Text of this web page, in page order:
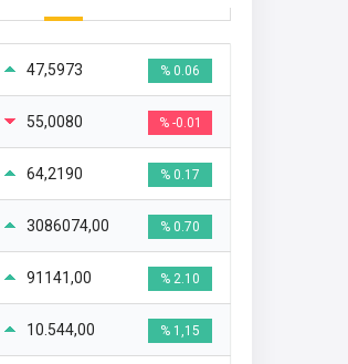
47,5973 % 0.06
55,0080 % -0.01
64,2190 % 0.17
3086074,00 % 0.70
91141,00 % 2.10
10.544,00 % 1,15